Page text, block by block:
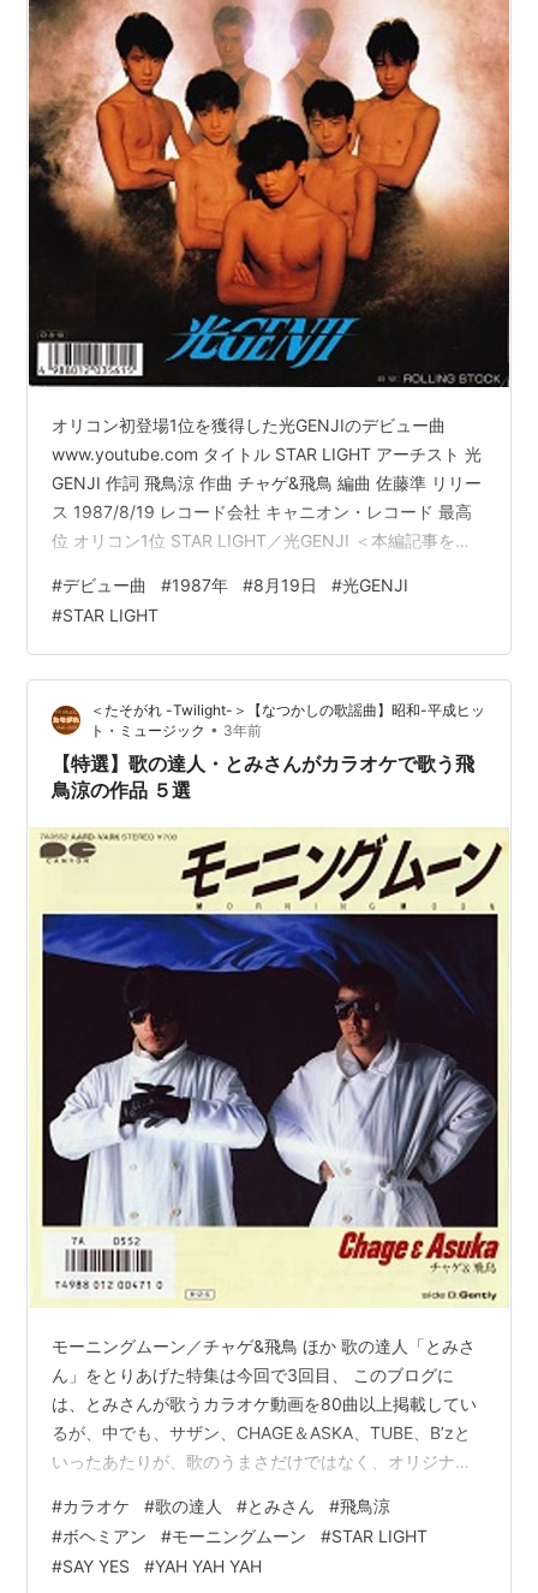
オリコン初登場1位を獲得した光GENJIのデビュー曲
www.youtube.com タイトル STAR LIGHT アーチスト 光
GENJI 作詞 飛鳥涼 作曲 チャゲ&飛鳥 編曲 佐藤準 リリー
ス 1987/8/19 レコード会社 キャニオン・レコード 最高
位 オリコン1位 STAR LIGHT／光GENJI ＜本編記事を見
#デビュー曲 #1987年 #8月19日 #光GENJI
#STAR LIGHT
＜たそがれ -Twilight-＞【なつかしの歌謡曲】昭和-平成ヒッ
ト・ミュージック • 3年前
【特選】歌の達人・とみさんがカラオケで歌う飛
鳥涼の作品 ５選
モーニングムーン／チャゲ&飛鳥 ほか 歌の達人「とみさ
ん」をとりあげた特集は今回で3回目、 このブログに
は、とみさんが歌うカラオケ動画を80曲以上掲載してい
るが、中でも、サザン、CHAGE＆ASKA、TUBE、B’zと
いったあたりが、歌のうまさだけではなく、オリジナル
ティの完成度である。 今回はCHAGE＆ASKAの飛鳥涼が
手掛けた作品をとみさんが歌う動画をセレクトした。 も
との記事には飛鳥涼本人が歌う動画も収められているの
#カラオケ #歌の達人 #とみさん #飛鳥涼
#ボヘミアン #モーニングムーン #STAR LIGHT
#SAY YES #YAH YAH YAH